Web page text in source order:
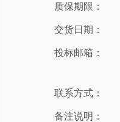
质保期限：
交货日期：
投标邮箱：
联系方式：
备注说明：